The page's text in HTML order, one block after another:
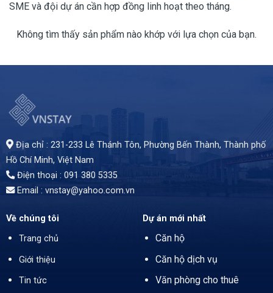
SME và đội dự án cần hợp đồng linh hoạt theo tháng.
Không tìm thấy sản phẩm nào khớp với lựa chọn của bạn.
Địa chỉ : 231-233 Lê Thánh Tôn, Phường Bến Thành, Thành phố
Hồ Chí Minh, Việt Nam
Điện thoại : 091 380 5335
Email : vnstay@yahoo.com.vn
Về chúng tôi
Trang chủ
Giới thiệu
Tin tức
Dự án mới nhất
Căn hộ
Căn hộ dịch vụ
Văn phòng cho thuê